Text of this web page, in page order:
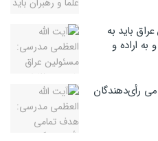
باید به
اراده و
رأی‌دهندگان